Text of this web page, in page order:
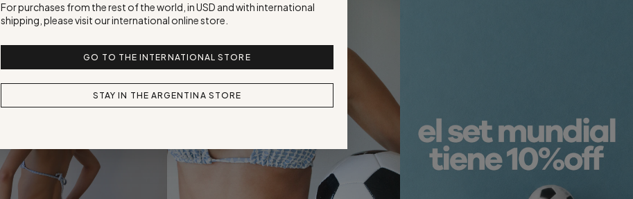
For purchases from the rest of the world, in USD and with international
shipping, please visit our international online store.
GO TO THE INTERNATIONAL STORE
STAY IN THE ARGENTINA STORE